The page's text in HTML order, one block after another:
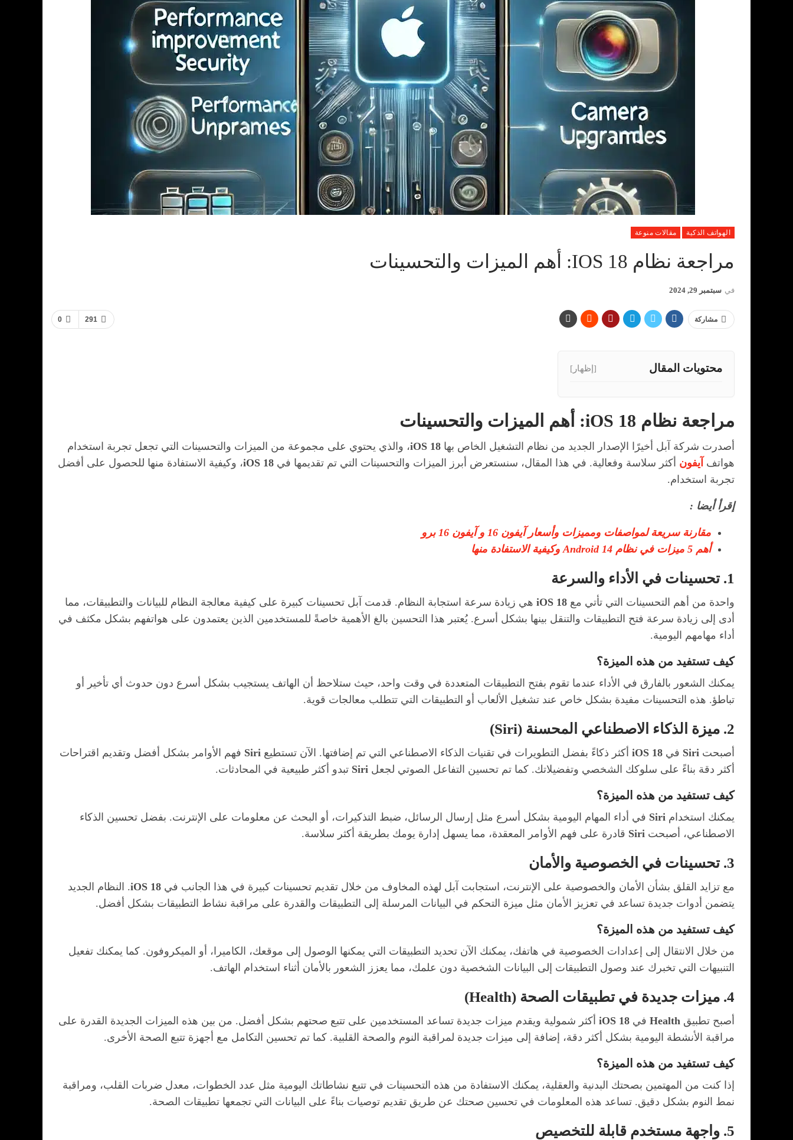
الهواتف الذكية مقالات منوعة
مراجعة نظام IOS 18: أهم الميزات والتحسينات
في سبتمبر 29, 2024
0 291 مشاركة
محتويات المقال [إظهار]
مراجعة نظام iOS 18: أهم الميزات والتحسينات
أصدرت شركة آبل أخيرًا الإصدار الجديد من نظام التشغيل الخاص بها iOS 18، والذي يحتوي على مجموعة من الميزات والتحسينات التي تجعل تجربة استخدام
هواتف آيفون أكثر سلاسة وفعالية. في هذا المقال، سنستعرض أبرز الميزات والتحسينات التي تم تقديمها في iOS 18، وكيفية الاستفادة منها للحصول على أفضل
تجربة استخدام.
إقرأ أيضا :
مقارنة سريعة لمواصفات ومميزات وأسعار آيفون 16 و آيفون 16 برو
أهم 5 ميزات في نظام Android 14 وكيفية الاستفادة منها
1. تحسينات في الأداء والسرعة
واحدة من أهم التحسينات التي تأتي مع iOS 18 هي زيادة سرعة استجابة النظام. قدمت آبل تحسينات كبيرة على كيفية معالجة النظام للبيانات والتطبيقات، مما
أدى إلى زيادة سرعة فتح التطبيقات والتنقل بينها بشكل أسرع. يُعتبر هذا التحسين بالغ الأهمية خاصةً للمستخدمين الذين يعتمدون على هواتفهم بشكل مكثف في
أداء مهامهم اليومية.
كيف تستفيد من هذه الميزة؟
يمكنك الشعور بالفارق في الأداء عندما تقوم بفتح التطبيقات المتعددة في وقت واحد، حيث ستلاحظ أن الهاتف يستجيب بشكل أسرع دون حدوث أي تأخير أو
تباطؤ. هذه التحسينات مفيدة بشكل خاص عند تشغيل الألعاب أو التطبيقات التي تتطلب معالجات قوية.
2. ميزة الذكاء الاصطناعي المحسنة (Siri)
أصبحت Siri في iOS 18 أكثر ذكاءً بفضل التطويرات في تقنيات الذكاء الاصطناعي التي تم إضافتها. الآن تستطيع Siri فهم الأوامر بشكل أفضل وتقديم اقتراحات
أكثر دقة بناءً على سلوكك الشخصي وتفضيلاتك. كما تم تحسين التفاعل الصوتي لجعل Siri تبدو أكثر طبيعية في المحادثات.
كيف تستفيد من هذه الميزة؟
يمكنك استخدام Siri في أداء المهام اليومية بشكل أسرع مثل إرسال الرسائل، ضبط التذكيرات، أو البحث عن معلومات على الإنترنت. بفضل تحسين الذكاء
الاصطناعي، أصبحت Siri قادرة على فهم الأوامر المعقدة، مما يسهل إدارة يومك بطريقة أكثر سلاسة.
3. تحسينات في الخصوصية والأمان
مع تزايد القلق بشأن الأمان والخصوصية على الإنترنت، استجابت آبل لهذه المخاوف من خلال تقديم تحسينات كبيرة في هذا الجانب في iOS 18. النظام الجديد
يتضمن أدوات جديدة تساعد في تعزيز الأمان مثل ميزة التحكم في البيانات المرسلة إلى التطبيقات والقدرة على مراقبة نشاط التطبيقات بشكل أفضل.
كيف تستفيد من هذه الميزة؟
من خلال الانتقال إلى إعدادات الخصوصية في هاتفك، يمكنك الآن تحديد التطبيقات التي يمكنها الوصول إلى موقعك، الكاميرا، أو الميكروفون. كما يمكنك تفعيل
التنبيهات التي تخبرك عند وصول التطبيقات إلى البيانات الشخصية دون علمك، مما يعزز الشعور بالأمان أثناء استخدام الهاتف.
4. ميزات جديدة في تطبيقات الصحة (Health)
أصبح تطبيق Health في iOS 18 أكثر شمولية ويقدم ميزات جديدة تساعد المستخدمين على تتبع صحتهم بشكل أفضل. من بين هذه الميزات الجديدة القدرة على
مراقبة الأنشطة اليومية بشكل أكثر دقة، إضافة إلى ميزات جديدة لمراقبة النوم والصحة القلبية. كما تم تحسين التكامل مع أجهزة تتبع الصحة الأخرى.
كيف تستفيد من هذه الميزة؟
إذا كنت من المهتمين بصحتك البدنية والعقلية، يمكنك الاستفادة من هذه التحسينات في تتبع نشاطاتك اليومية مثل عدد الخطوات، معدل ضربات القلب، ومراقبة
نمط النوم بشكل دقيق. تساعد هذه المعلومات في تحسين صحتك عن طريق تقديم توصيات بناءً على البيانات التي تجمعها تطبيقات الصحة.
5. واجهة مستخدم قابلة للتخصيص